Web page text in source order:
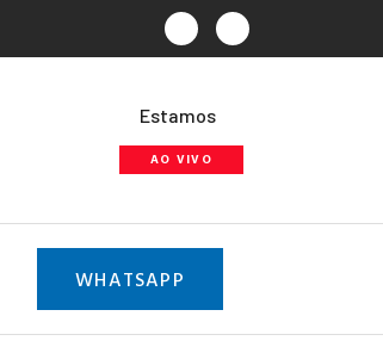
Estamos
AO VIVO
WHATSAPP